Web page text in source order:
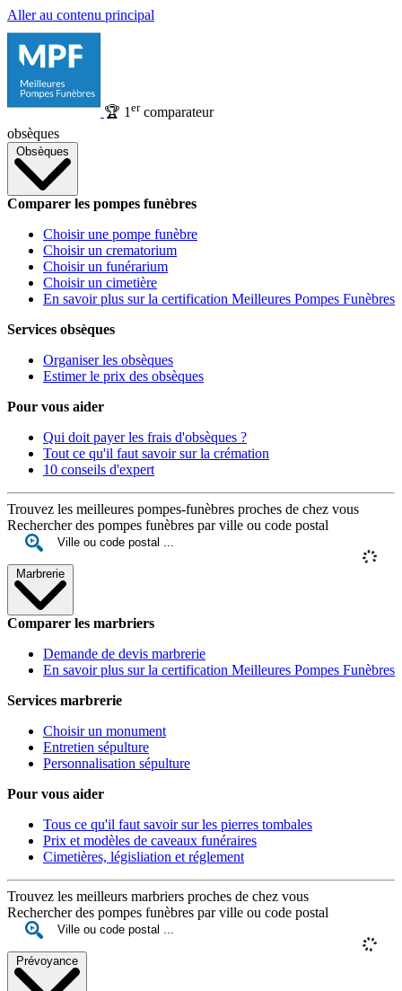
Aller au contenu principal
🏆 1 ercomparateur
obsèques
Obsèques
Comparer les pompes funèbres
Choisir une pompe funèbre
Choisir un crematorium
Choisir un funérarium
Choisir un cimetière
En savoir plus sur la certification Meilleures Pompes Funèbres
Services obsèques
Organiser les obsèques
Estimer le prix des obsèques
Pour vous aider
Qui doit payer les frais d'obsèques ?
Tout ce qu'il faut savoir sur la crémation
10 conseils d'expert
Trouvez les meilleures pompes-funèbres proches de chez vous
Rechercher des pompes funèbres par ville ou code postal
Marbrerie
Comparer les marbriers
Demande de devis marbrerie
En savoir plus sur la certification Meilleures Pompes Funèbres
Services marbrerie
Choisir un monument
Entretien sépulture
Personnalisation sépulture
Pour vous aider
Tous ce qu'il faut savoir sur les pierres tombales
Prix et modèles de caveaux funéraires
Cimetières, législiation et réglement
Trouvez les meilleurs marbriers proches de chez vous
Rechercher des pompes funèbres par ville ou code postal
Prévoyance